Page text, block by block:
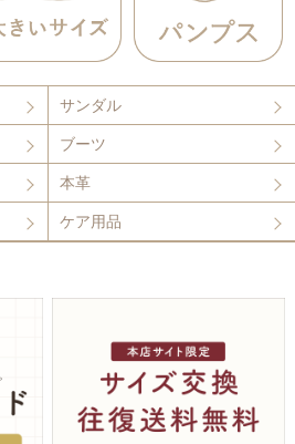
サンダル
ブーツ
本革
ケア用品